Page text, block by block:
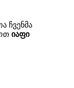
ჩვენმა
იაფი